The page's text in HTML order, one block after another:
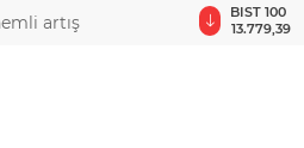
artış
BIST 100
13.779,39